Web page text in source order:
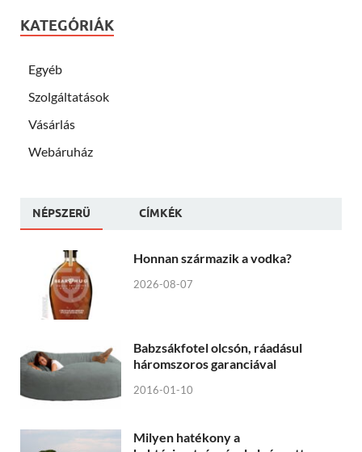
KATEGÓRIÁK
Egyéb
Szolgáltatások
Vásárlás
Webáruház
NÉPSZERÜ CÍMKÉK
Honnan származik a vodka?
2026-08-07
Babzsákfotel olcsón, ráadásul
háromszoros garanciával
2016-01-10
Milyen hatékony a